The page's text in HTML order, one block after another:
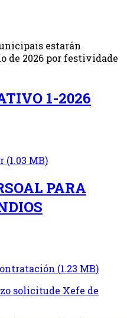
estarán
de 2026 por festividade
1-2026
(1.03 MB)
PARA
(1.23 MB)
solicitude Xefe de